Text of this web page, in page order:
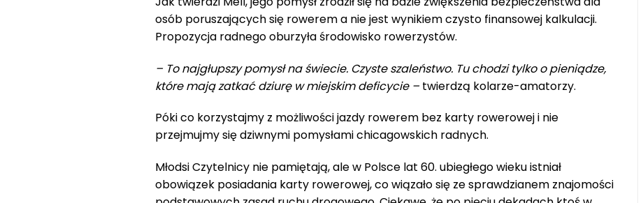
osób poruszających się rowerem a nie jest wynikiem czysto finansowej kalkulacji.
Propozycja radnego oburzyła środowisko rowerzystów.
– To najgłupszy pomysł na świecie. Czyste szaleństwo. Tu chodzi tylko o pieniądze,
które mają zatkać dziurę w miejskim deficycie – twierdzą kolarze-amatorzy.
Póki co korzystajmy z możliwości jazdy rowerem bez karty rowerowej i nie
przejmujmy się dziwnymi pomysłami chicagowskich radnych.
Młodsi Czytelnicy nie pamiętają, ale w Polsce lat 60. ubiegłego wieku istniał
obowiązek posiadania karty rowerowej, co wiązało się ze sprawdzianem znajomości